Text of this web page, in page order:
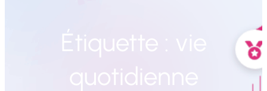
Étiquette :
quotidienne